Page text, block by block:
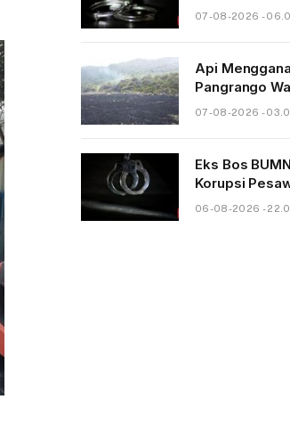
07-08-2026 -
Api
Pangrango
07-08-2026 -
Eks Bos
Korupsi
06-08-2026 -